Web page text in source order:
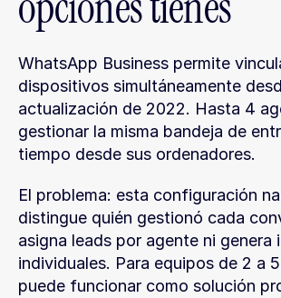
WhatsApp Business permite
dispositivos simultáneamente
actualización de 2022. Hasta 4
gestionar la misma bandeja de
tiempo desde sus ordenadores.
El problema: esta configuración
distingue quién gestionó cada
asigna leads por agente ni genera
individuales. Para equipos de 2 a
puede funcionar como solución